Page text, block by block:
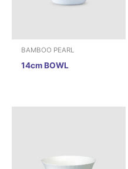
BAMBOO PEARL
14cm BOWL